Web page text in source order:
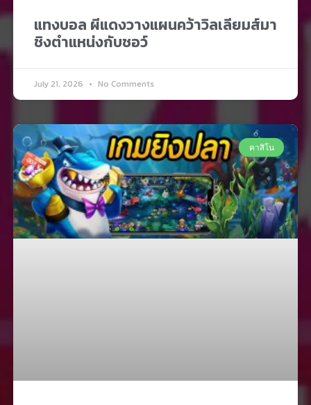
แทงบอล ผีแดงวางแผนคว้าวิลเลียมส์มา
ชิงตำแหน่งกับชอว์
July 21, 2026 No Comments
คาสิโน